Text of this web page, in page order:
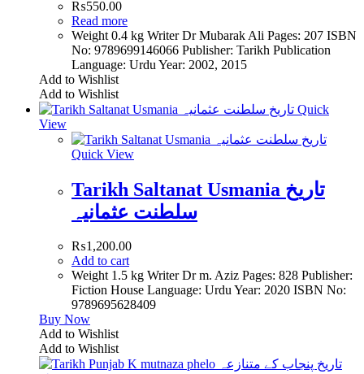
₨550.00
Read more
Weight 0.4 kg Writer Dr Mubarak Ali Pages: 207 ISBN
No: 9789699146066 Publisher: Tarikh Publication
Language: Urdu Year: 2002, 2015
Add to Wishlist
Add to Wishlist
Quick
View
Quick View
Tarikh Saltanat Usmania تاریخ
سلطنت عثمانیہ
₨1,200.00
Add to cart
Weight 1.5 kg Writer Dr m. Aziz Pages: 828 Publisher:
Fiction House Language: Urdu Year: 2020 ISBN No:
9789695628409
Buy Now
Add to Wishlist
Add to Wishlist